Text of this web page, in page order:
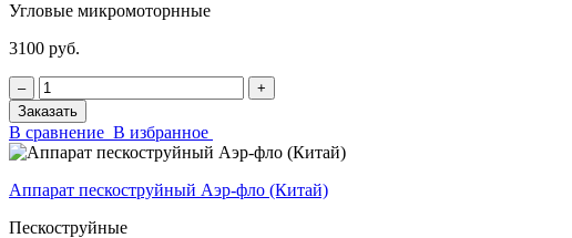
Угловые микромоторнные
3100 руб.
‒
+
Заказать
В сравнение В избранное
Аппарат пескоструйный Аэр-фло (Китай)
Пескоструйные